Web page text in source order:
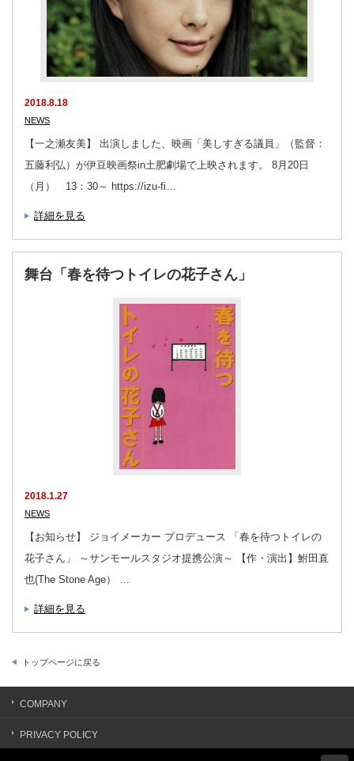
2018.8.18
NEWS
【一之瀬友美】 出演しました、映画「美しすぎる議員」（監督：
五藤利弘）が伊豆映画祭in土肥劇場で上映されます。 8月20日
（月） 13：30～ https://izu-fi…
詳細を見る
舞台「春を待つトイレの花子さん」
2018.1.27
NEWS
【お知らせ】 ジョイメーカー プロデュース 「春を待つトイレの
花子さん」 ～サンモールスタジオ提携公演～ 【作・演出】鮒田直
也(The Stone Age） …
詳細を見る
トップページに戻る
COMPANY
PRIVACY POLICY